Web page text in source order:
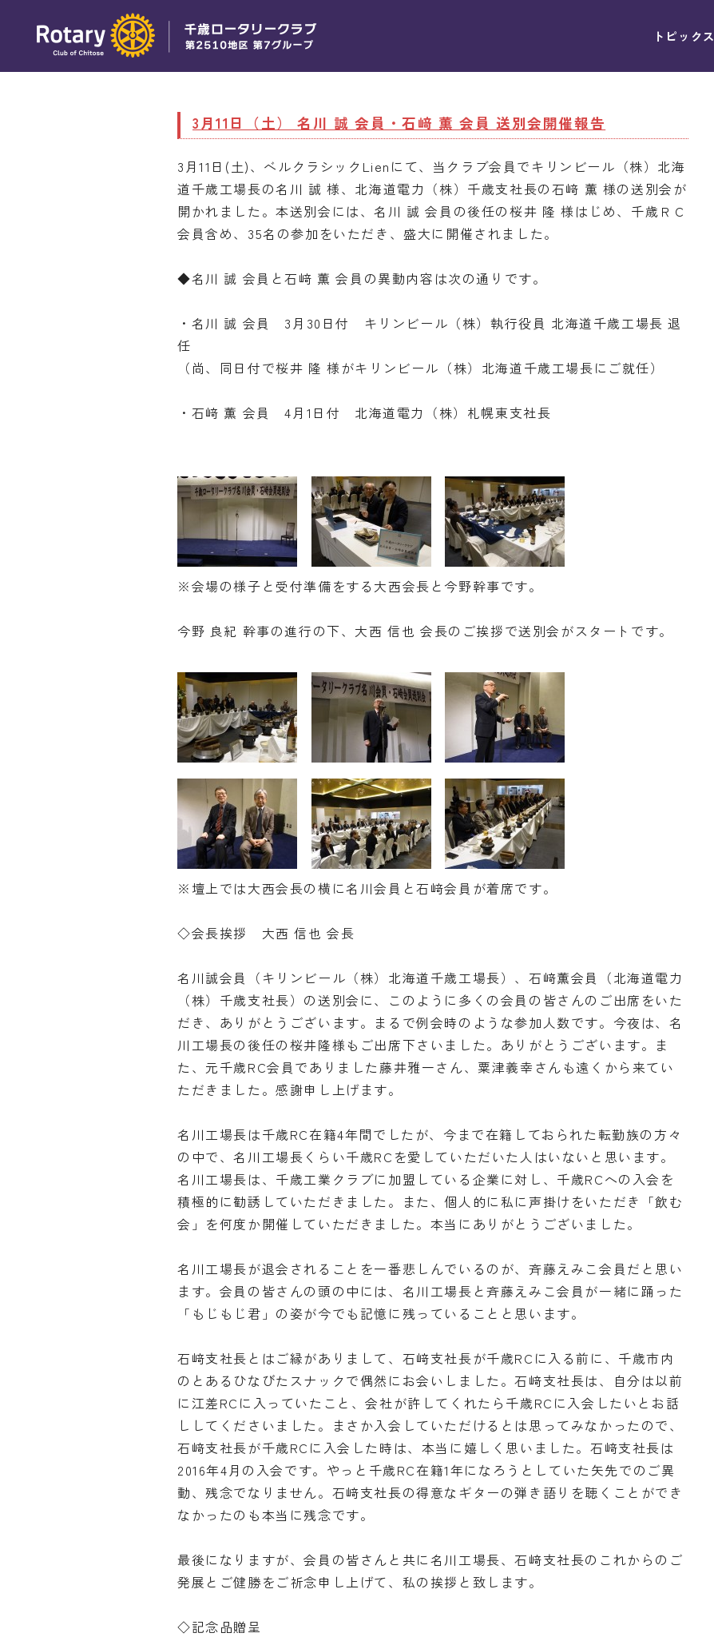
トピックス
3月11日（土） 名川 誠 会員・石﨑 薫 会員 送別会開催報告
3月11日(土)、ベルクラシックLienにて、当クラブ会員でキリンビール（株）北海
道千歳工場長の名川 誠 様、北海道電力（株）千歳支社長の石﨑 薫 様の送別会が
開かれました。本送別会には、名川 誠 会員の後任の桜井 隆 様はじめ、千歳ＲＣ
会員含め、35名の参加をいただき、盛大に開催されました。
◆名川 誠 会員と石﨑 薫 会員の異動内容は次の通りです。
・名川 誠 会員 3月30日付 キリンビール（株）執行役員 北海道千歳工場長 退
任
（尚、同日付で桜井 隆 様がキリンビール（株）北海道千歳工場長にご就任）
・石﨑 薫 会員 4月1日付 北海道電力（株）札幌東支社長
※会場の様子と受付準備をする大西会長と今野幹事です。
今野 良紀 幹事の進行の下、大西 信也 会長のご挨拶で送別会がスタートです。
※壇上では大西会長の横に名川会員と石﨑会員が着席です。
◇会長挨拶 大西 信也 会長
名川誠会員（キリンビール（株）北海道千歳工場長）、石﨑薫会員（北海道電力
（株）千歳支社長）の送別会に、このように多くの会員の皆さんのご出席をいた
だき、ありがとうございます。まるで例会時のような参加人数です。今夜は、名
川工場長の後任の桜井隆様もご出席下さいました。ありがとうございます。ま
た、元千歳RC会員でありました藤井雅一さん、粟津義幸さんも遠くから来てい
ただきました。感謝申し上げます。
名川工場長は千歳RC在籍4年間でしたが、今まで在籍しておられた転勤族の方々
の中で、名川工場長くらい千歳RCを愛していただいた人はいないと思います。
名川工場長は、千歳工業クラブに加盟している企業に対し、千歳RCへの入会を
積極的に勧誘していただきました。また、個人的に私に声掛けをいただき「飲む
会」を何度か開催していただきました。本当にありがとうございました。
名川工場長が退会されることを一番悲しんでいるのが、斉藤えみこ会員だと思い
ます。会員の皆さんの頭の中には、名川工場長と斉藤えみこ会員が一緒に踊った
「もじもじ君」の姿が今でも記憶に残っていることと思います。
石﨑支社長とはご縁がありまして、石﨑支社長が千歳RCに入る前に、千歳市内
のとあるひなびたスナックで偶然にお会いしました。石﨑支社長は、自分は以前
に江差RCに入っていたこと、会社が許してくれたら千歳RCに入会したいとお話
ししてくださいました。まさか入会していただけるとは思ってみなかったので、
石﨑支社長が千歳RCに入会した時は、本当に嬉しく思いました。石﨑支社長は
2016年4月の入会です。やっと千歳RC在籍1年になろうとしていた矢先でのご異
動、残念でなりません。石﨑支社長の得意なギターの弾き語りを聴くことができ
なかったのも本当に残念です。
最後になりますが、会員の皆さんと共に名川工場長、石﨑支社長のこれからのご
発展とご健勝をご祈念申し上げて、私の挨拶と致します。
◇記念品贈呈